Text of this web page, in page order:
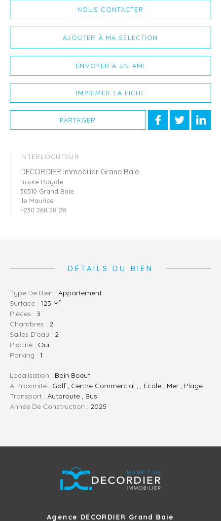
NOUS CONTACTER
AJOUTER À MA SÉLECTION
ENVOYER À UN AMI
IMPRIMER LA FICHE
PARTAGER
INTERLOCUTEUR
DECORDIER immobilier Grand Baie
Route Royale
30510 Grand Baie
Ile Maurice
+230 268 28 28
DÉTAILS DU BIEN
Type De Bien : Appartement
Surface : 125 M²
Pièces : 3
Chambres : 2
Salles D'eau : 2
Piscine : Oui
Parking : 1
Localisation : Bain Boeuf
A Proximité : Golf , Centre Commercial , , École , Mer , Plage
Transport : Autoroute , Bus
Année De Construction : 2025
Agence DECORDIER Grand Baie